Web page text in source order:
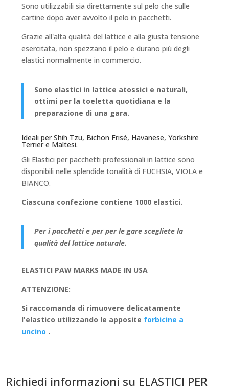
Sono utilizzabili sia direttamente sul pelo che sulle
cartine dopo aver avvolto il pelo in pacchetti.
Grazie all'alta qualità del lattice e alla giusta tensione
esercitata, non spezzano il pelo e durano più degli
elastici normalmente in commercio.
Sono elastici in lattice atossici e naturali,
ottimi per la toeletta quotidiana e la
preparazione di una gara.
Ideali per Shih Tzu, Bichon Frisé, Havanese, Yorkshire
Terrier e Maltesi.
Gli Elastici per pacchetti professionali in lattice sono
disponibili nelle splendide tonalità di FUCHSIA, VIOLA e
BIANCO.
Ciascuna confezione contiene 1000 elastici.
Per i pacchetti e per per le gare scegliete la
qualità del lattice naturale.
ELASTICI PAW MARKS MADE IN USA
ATTENZIONE:
Si raccomanda di rimuovere delicatamente
l'elastico utilizzando le apposite forbicine a
uncino .
Richiedi informazioni su ELASTICI PER